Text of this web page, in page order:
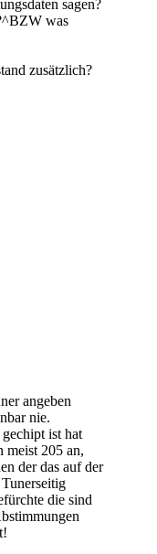
sagen?
was
zusätzlich?
angeben
nie.
ist hat
meist 205 an,
der das auf der
die sind